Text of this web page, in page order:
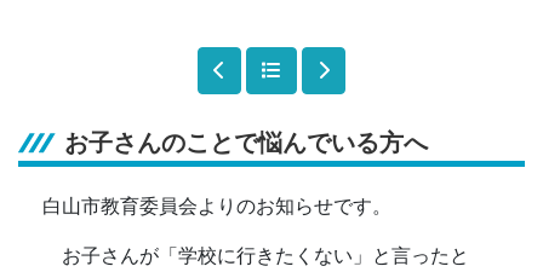
お子さんのことで悩んでいる方へ
白山市教育委員会よりのお知らせです。
お子さんが「学校に行きたくない」と言ったと